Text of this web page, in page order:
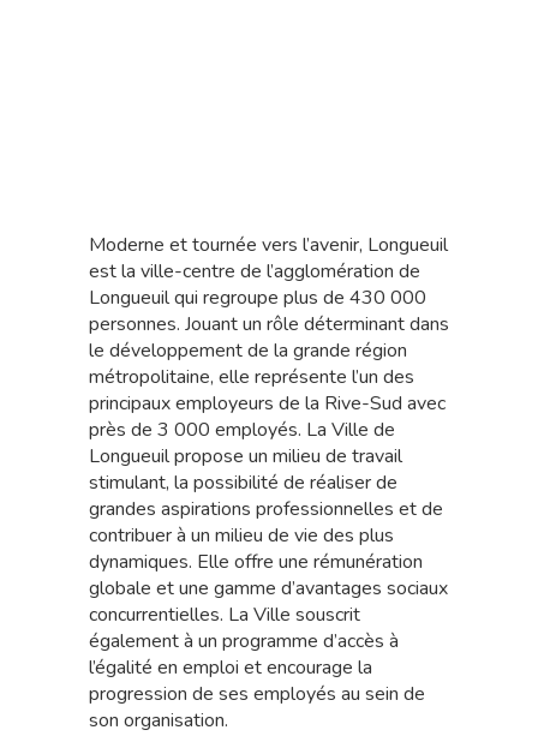
Moderne et tournée vers l’avenir, Longueuil
est la ville-centre de l’agglomération de
Longueuil qui regroupe plus de 430 000
personnes. Jouant un rôle déterminant dans
le développement de la grande région
métropolitaine, elle représente l’un des
principaux employeurs de la Rive-Sud avec
près de 3 000 employés. La Ville de
Longueuil propose un milieu de travail
stimulant, la possibilité de réaliser de
grandes aspirations professionnelles et de
contribuer à un milieu de vie des plus
dynamiques. Elle offre une rémunération
globale et une gamme d’avantages sociaux
concurrentielles. La Ville souscrit
également à un programme d’accès à
l’égalité en emploi et encourage la
progression de ses employés au sein de
son organisation.